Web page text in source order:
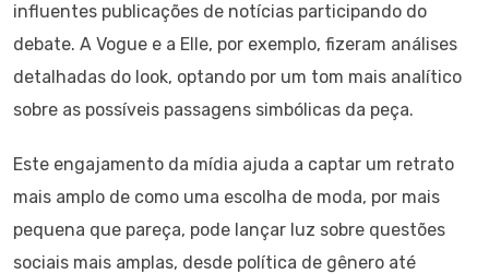
influentes publicações de notícias participando do
debate. A Vogue e a Elle, por exemplo, fizeram análises
detalhadas do look, optando por um tom mais analítico
sobre as possíveis passagens simbólicas da peça.
Este engajamento da mídia ajuda a captar um retrato
mais amplo de como uma escolha de moda, por mais
pequena que pareça, pode lançar luz sobre questões
sociais mais amplas, desde política de gênero até